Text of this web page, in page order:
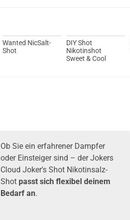
Wanted NicSalt-
Shot
DIY Shot
Nikotinshot
Sweet & Cool
Ob Sie ein erfahrener Dampfer
oder Einsteiger sind – der Jokers
Cloud Joker's Shot Nikotinsalz-
Shot passt sich flexibel deinem
Bedarf an.